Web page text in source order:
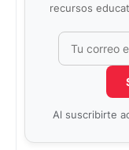
recursos
Al suscribirte